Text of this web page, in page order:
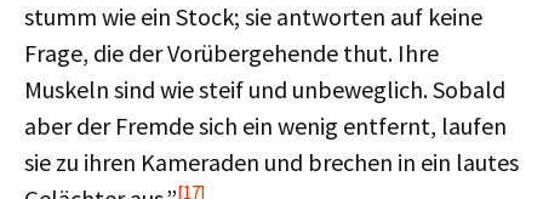
stumm wie ein Stock; sie antworten auf keine
Frage, die der Vorübergehende thut. Ihre
Muskeln sind wie steif und unbeweglich. Sobald
aber der Fremde sich ein wenig entfernt, laufen
sie zu ihren Kameraden und brechen in ein lautes
[17]